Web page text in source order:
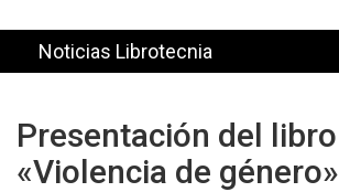
Noticias Librotecnia
Presentación del libro
«Violencia de género»